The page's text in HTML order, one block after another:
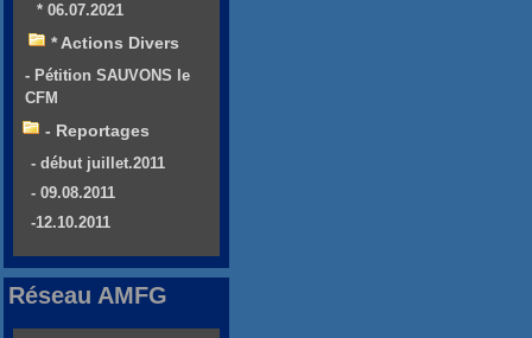
* 06.07.2021
* Actions Divers
- Pétition SAUVONS le
CFM
- Reportages
- début juillet.2011
- 09.08.2011
-12.10.2011
Réseau AMFG